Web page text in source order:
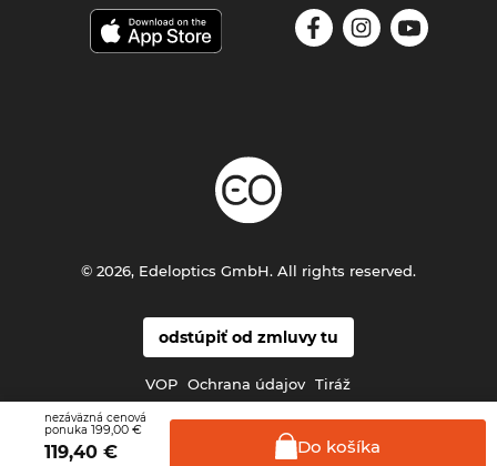
nezáväzná cenová
ponuka 199,00 €
119,40 € Do košíka
odstúpiť od zmluvy tu
VOP Ochrana údajov Tiráž
© 2026, Edeloptics GmbH. All rights reserved.